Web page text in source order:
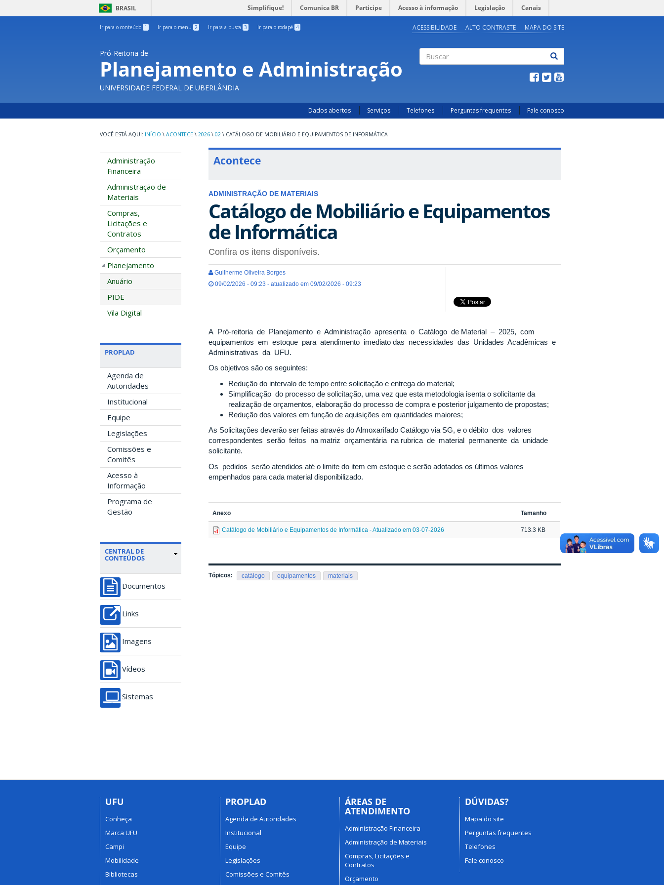
BRASIL Simplifique! Comunica BR Participe Acesso à informação Legislação Canais
Ir para o conteúdo 1 Ir para o menu 2 Ir para a busca 3 Ir para o rodapé 4 ACESSIBILIDADE ALTO CONTRASTE MAPA DO SITE
Pró-Reitoria de
Planejamento e Administração
UNIVERSIDADE FEDERAL DE UBERLÂNDIA
Dados abertos Serviços Telefones Perguntas frequentes Fale conosco
INÍCIO \ ACONTECE \ 2026 \ 02 \ CATÁLOGO DE MOBILIÁRIO E EQUIPAMENTOS DE INFORMÁTICA
Administração
Financeira
Administração de
Materiais
Compras,
Licitações e
Contratos
Orçamento
Planejamento
Anuário
PIDE
Vila Digital
PROPLAD
Agenda de
Autoridades
Institucional
Equipe
Legislações
Comissões e
Comitês
Acesso à
Informação
Programa de
Gestão
CENTRAL DE
CONTEÚDOS
Documentos
Links
Imagens
Vídeos
Sistemas
Acontece
ADMINISTRAÇÃO DE MATERIAIS
Catálogo de Mobiliário e Equipamentos
de Informática
Confira os itens disponíveis.
Guilherme Oliveira Borges
09/02/2026 - 09:23 - atualizado em 09/02/2026 - 09:23
A Pró-reitoria de Planejamento e Administração apresenta o Catálogo de Material – 2025, com
equipamentos em estoque para atendimento imediato das necessidades das Unidades Acadêmicas e
Administrativas da UFU.
Os objetivos são os seguintes:
Redução do intervalo de tempo entre solicitação e entrega do material;
Simplificação do processo de solicitação, uma vez que esta metodologia isenta o solicitante da
realização de orçamentos, elaboração do processo de compra e posterior julgamento de propostas;
Redução dos valores em função de aquisições em quantidades maiores;
As Solicitações deverão ser feitas através do Almoxarifado Catálogo via SG, e o débito dos valores
correspondentes serão feitos na matriz orçamentária na rubrica de material permanente da unidade
solicitante.
Os pedidos serão atendidos até o limite do item em estoque e serão adotados os últimos valores
empenhados para cada material disponibilizado.
Anexo Tamanho
Catálogo de Mobiliário e Equipamentos de Informática - Atualizado em 03-07-2026 713.3 KB
Tópicos: catálogo equipamentos materiais
UFU
Conheça
Marca UFU
Campi
Mobilidade
Bibliotecas
PROPLAD
Agenda de Autoridades
Institucional
Equipe
Legislações
Comissões e Comitês
ÁREAS DE
ATENDIMENTO
Administração Financeira
Administração de Materiais
Compras, Licitações e
Contratos
Orçamento
DÚVIDAS?
Mapa do site
Perguntas frequentes
Telefones
Fale conosco